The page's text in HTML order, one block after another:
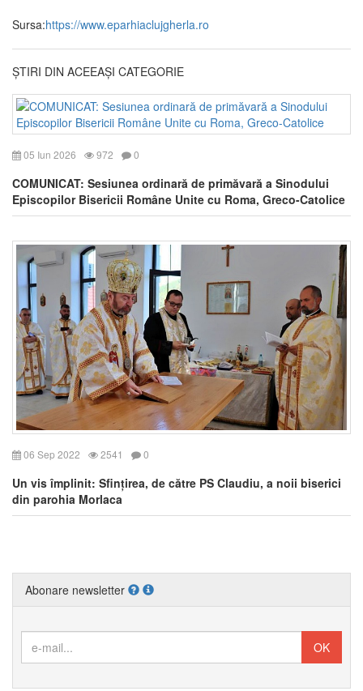
Sursa:https://www.eparhiaclujgherla.ro
ȘTIRI DIN ACEEAȘI CATEGORIE
05 Iun 2026 972 0
COMUNICAT: Sesiunea ordinară de primăvară a Sinodului
Episcopilor Bisericii Române Unite cu Roma, Greco-Catolice
06 Sep 2022 2541 0
Un vis împlinit: Sfințirea, de către PS Claudiu, a noii biserici
din parohia Morlaca
Abonare newsletter